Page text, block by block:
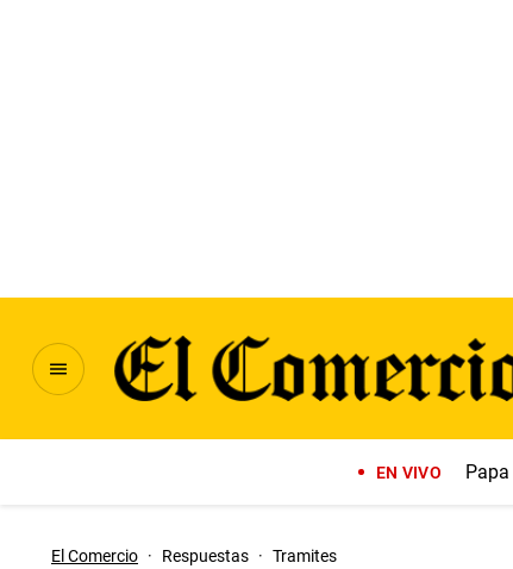
EN VIVO
El Comercio · Respuestas · Tramites